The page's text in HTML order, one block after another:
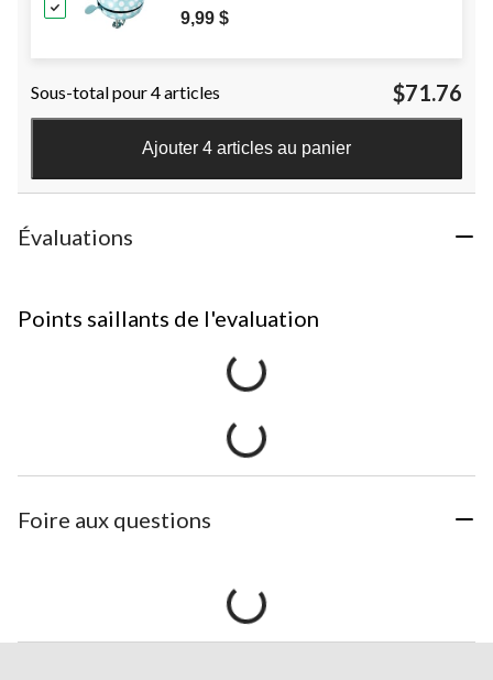
9,99 $
Sous-total pour 4 articles $71.76
Ajouter 4 articles au panier
Évaluations
Points saillants de l'evaluation
Foire aux questions